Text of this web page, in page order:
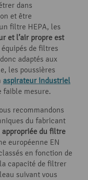
dans
et être
filtre HEPA, les
et l’air propre est
de filtres
adaptés aux
les poussières
aspirateur industriel
faible mesure.
recommandons
du fabricant
du filtre
européenne EN
en fonction de
capacité de filtrer
suivant vous